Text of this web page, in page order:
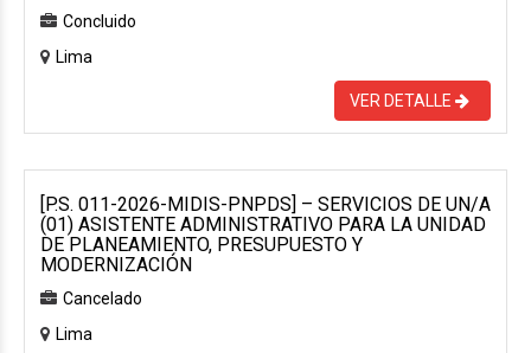
Concluido
Lima
VER DETALLE
[P.S. 011-2026-MIDIS-PNPDS] – SERVICIOS DE UN/A
(01) ASISTENTE ADMINISTRATIVO PARA LA UNIDAD
DE PLANEAMIENTO, PRESUPUESTO Y
MODERNIZACIÓN
Cancelado
Lima